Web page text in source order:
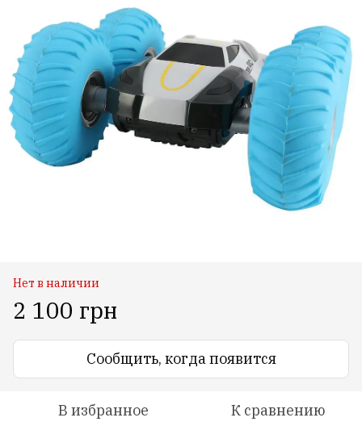
Нет в наличии
2 100 грн
Сообщить, когда появится
В избранное К сравнению